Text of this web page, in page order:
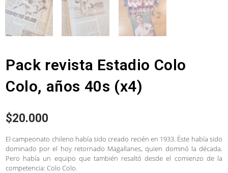
Pack revista Estadio Colo
Colo, años 40s (x4)
$20.000
El campeonato chileno había sido creado recién en 1933. Éste había sido
dominado por el hoy retornado Magallanes, quien dominó la década.
Pero había un equipo que también resaltó desde el comienzo de la
competencia: Colo Colo.